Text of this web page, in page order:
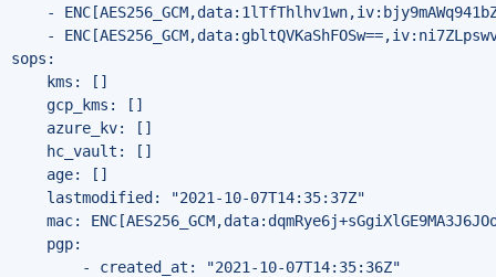
-
-
sops:
    kms: []
    gcp_kms: []
    azure_kv: []
    hc_vault: []
    age: []
    lastmodified: "2021-10-07T14:35:37Z"
mac:
    pgp:
        - created_at: "2021-10-07T14:35:36Z"